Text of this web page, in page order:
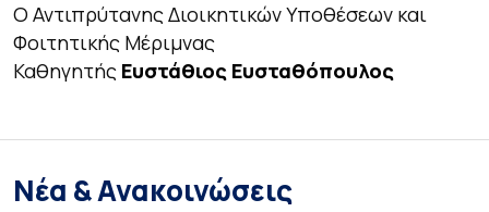
Ο Αντιπρύτανης Διοικητικών Υποθέσεων και
Φοιτητικής Μέριμνας
Καθηγητής Ευστάθιος Ευσταθόπουλος
Νέα & Ανακοινώσεις